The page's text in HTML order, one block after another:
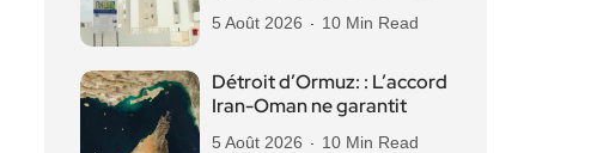
5 Août 2026 10 Min Read
Détroit d’Ormuz: : L’accord
Iran-Oman ne garantit
5 Août 2026 10 Min Read